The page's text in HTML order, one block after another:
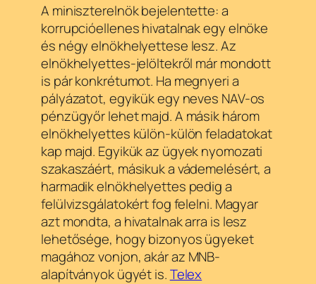
A miniszterelnök bejelentette: a
korrupcióellenes hivatalnak egy elnöke
és négy elnökhelyettese lesz. Az
elnökhelyettes-jelöltekről már mondott
is pár konkrétumot. Ha megnyeri a
pályázatot, egyikük egy neves NAV-os
pénzügyőr lehet majd. A másik három
elnökhelyettes külön-külön feladatokat
kap majd. Egyikük az ügyek nyomozati
szakaszáért, másikuk a vádemelésért, a
harmadik elnökhelyettes pedig a
felülvizsgálatokért fog felelni. Magyar
azt mondta, a hivatalnak arra is lesz
lehetősége, hogy bizonyos ügyeket
magához vonjon, akár az MNB-
alapítványok ügyét is.Telex